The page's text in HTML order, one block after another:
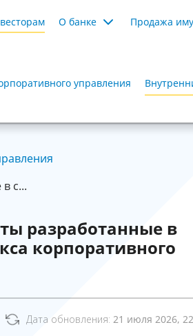
О банке Продажа
управления
с...
разработанные в
корпоративного
Дата обновления: 21 июля 2026,